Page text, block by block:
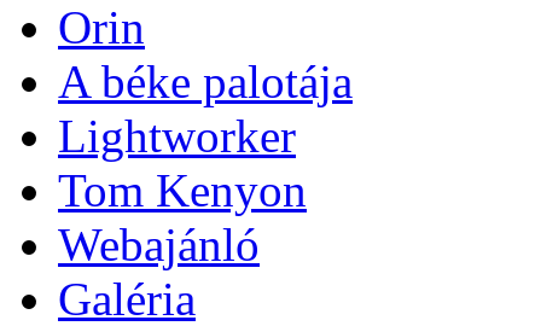
Orin
A béke palotája
Lightworker
Tom Kenyon
Webajánló
Galéria